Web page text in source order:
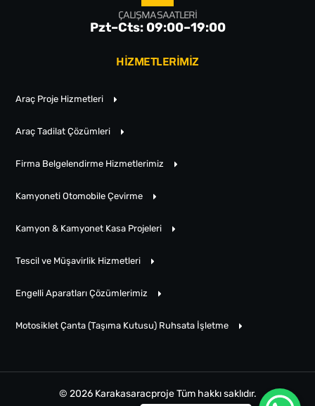
ÇALIŞMA SAATLERI
Pzt–Cts: 09:00–19:00
HİZMETLERİMİZ
Araç Proje Hizmetleri
Araç Tadilat Çözümleri
Firma Belgelendirme Hizmetlerimiz
Kamyoneti Otomobile Çevirme
Kamyon & Kamyonet Kasa Projeleri
Tescil ve Müşavirlik Hizmetleri
Engelli Aparatları Çözümlerimiz
Motosiklet Çanta (Taşıma Kutusu) Ruhsata İşletme
© 2026 Karakasaracproje Tüm hakkı saklıdır.